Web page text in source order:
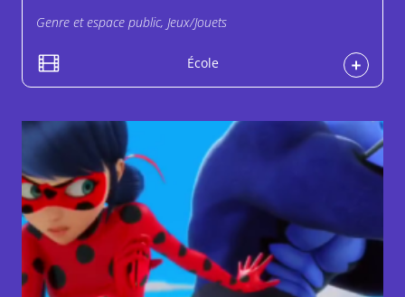
Genre et espace public, Jeux/Jouets
École